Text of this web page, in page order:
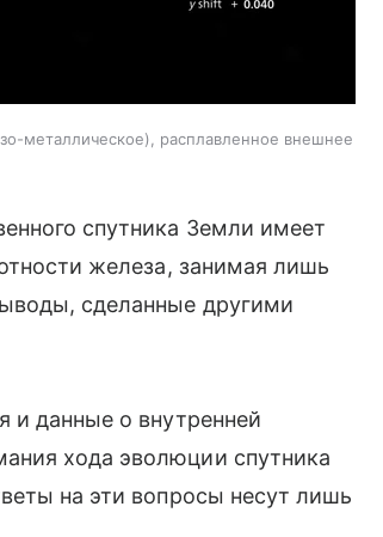
металлическое), расплавленное внешнее
спутника Земли имеет
железа, занимая лишь
сделанные другими
и данные о внутренней
хода эволюции спутника
на эти вопросы несут лишь